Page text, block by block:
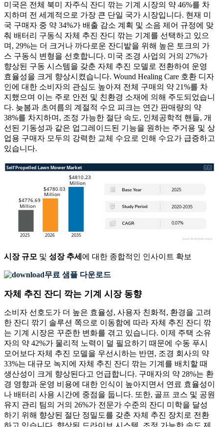
미국은 전체 북미 자주식 잔디 깎는 기계 시장의 약 46%를 차
지하며 전 세계적으로 가장 큰 단일 국가 시장입니다. 현재 미
국 구매자 중 약 34%가 배출 감소 계획 및 소음 제어 규정에 맞
춰 배터리 구동식 자체 추진 잔디 깎는 기계를 선택하고 있으
며, 29%는 더 크거나 까다로운 잔디밭을 위해 높은 토크의 가
스 구동식 변형을 선호합니다. 미국 조경 사업의 거의 27%가
향상된 구동 시스템을 갖춘 자체 추진 모델로 전환하여 운영
효율성을 크게 향상시켰습니다. Wound Healing Care 호환 디자
인에 대한 소비자의 관심도 높아져 전체 구매의 약 21%를 차
지했으며 이는 주로 안전 및 친환경 소재에 의해 주도되었습니
다. 늦봄과 초여름의 계절적 수요 피크는 연간 판매량의 약
38%를 차지하며, 조정 가능한 절단 속도, 인체공학적 핸들, 개
선된 기동성과 같은 업그레이드된 기능을 원하는 주거용 및 상
업용 구매자 모두의 강력한 교체 수요로 인해 수요가 급증하고
있습니다.
시장 규모 및 성장 추세 에 대한 종합적인 인사이트 확보
무료 샘플 다운로드
자체 추진 잔디 깍는 기계 시장 동향
소비자 선호도가 더 높은 효율성, 사용자 친화적, 환경을 고려
한 잔디 깎기 솔루션 쪽으로 이동함에 따라 자체 추진 잔디 깎
는 기계 시장은 꾸준한 변화를 겪고 있습니다. 이제 주택 소유
자의 약 42%가 물리적 노력이 덜 필요하기 때문에 수동 푸시
모어보다 자체 추진 모델을 우선시하는 반면, 조경 회사의 약
33%는 대규모 녹지에 자체 추진 잔디 깎는 기계를 배치할 때
생산성이 크게 향상된다고 언급합니다. 구매자의 약 28%는 환
경 영향과 운영 비용에 대한 인식이 높아지면서 연료 효율성이
나 배터리 사용 시간에 중점을 둡니다. 또한, 골프 코스 및 공원
유지 관리 팀의 거의 26%가 전문가 수준의 잔디 미학을 달성
하기 위해 향상된 절단 정밀도를 갖춘 자체 추진 장치로 전환